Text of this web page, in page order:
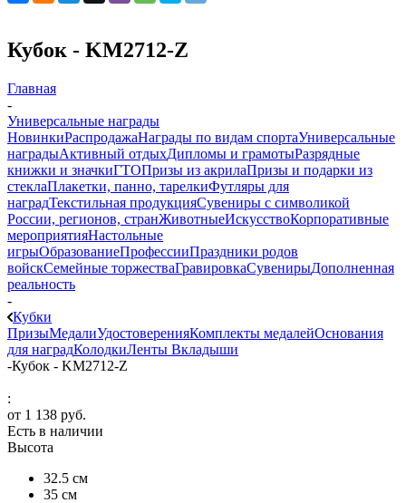
Кубок - KM2712-Z
Главная
-
Универсальные награды
НовинкиРаспродажаНаграды по видам спортаУниверсальные
наградыАктивный отдыхДипломы и грамотыРазрядные
книжки и значкиГТОПризы из акрилаПризы и подарки из
стеклаПлакетки, панно, тарелкиФутляры для
наградТекстильная продукцияСувениры с символикой
России, регионов, странЖивотныеИскусствоКорпоративные
мероприятияНастольные
игрыОбразованиеПрофессииПраздники родов
войскСемейные торжестваГравировкаСувенирыДополненная
реальность
-
Кубки
ПризыМедалиУдостоверенияКомплекты медалейОснования
для наградКолодкиЛенты Вкладыши
-Кубок - KM2712-Z
:
от 1 138 руб.
Есть в наличии
Высота
32.5 см
35 см